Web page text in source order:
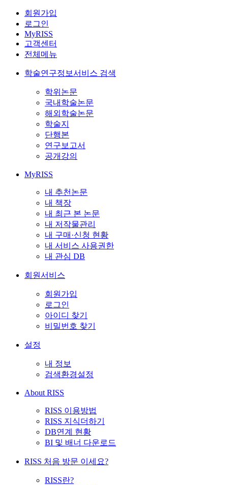
회원가입
로그인
MyRISS
고객센터
전체메뉴
학술연구정보서비스 검색
학위논문
국내학술논문
해외학술논문
학술지
단행본
연구보고서
공개강의
MyRISS
내 추천논문
내 책장
내 최근 본 논문
내 저작물관리
내 구매·신청 현황
내 서비스 사용권한
내 관심 DB
회원서비스
회원가입
로그인
아이디 찾기
비밀번호 찾기
설정
내 정보
검색환경설정
About RISS
RISS 이용방법
RISS 지식더하기
DB연계 현황
BI 및 배너 다운로드
RISS 처음 방문 이세요?
RISS란?